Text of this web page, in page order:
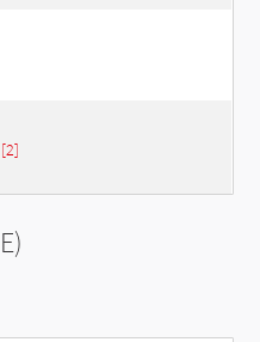
[2]